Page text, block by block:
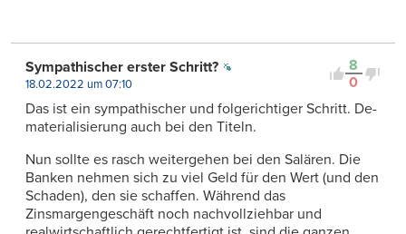
8
0
Sympathischer erster Schritt?
18.02.2022 um 07:10
Das ist ein sympathischer und folgerichtiger Schritt. De-
materialisierung auch bei den Titeln.
Nun sollte es rasch weitergehen bei den Salären. Die
Banken nehmen sich zu viel Geld für den Wert (und den
Schaden), den sie schaffen. Während das
Zinsmargengeschäft noch nachvollziehbar und